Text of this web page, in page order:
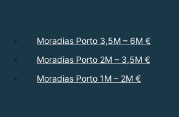
Moradias Porto 3,5M – 6M €
Moradias Porto 2M – 3,5M €
Moradias Porto 1M – 2M €